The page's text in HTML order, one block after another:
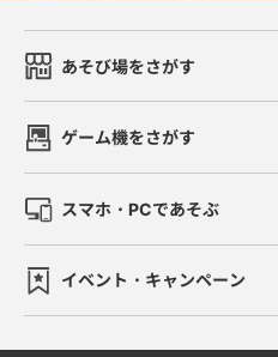
あそび場をさがす
ゲーム機をさがす
スマホ・PCであそぶ
イベント・キャンペーン